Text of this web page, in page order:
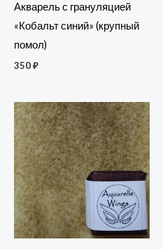
Акварель с грануляцией
«Кобальт синий» (крупный
помол)
350₽